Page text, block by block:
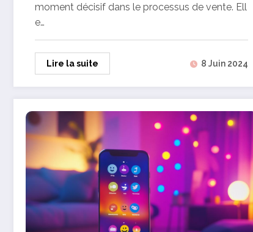
moment décisif dans le processus de vente. Ell
e…
Lire la suite 8 Juin 2024